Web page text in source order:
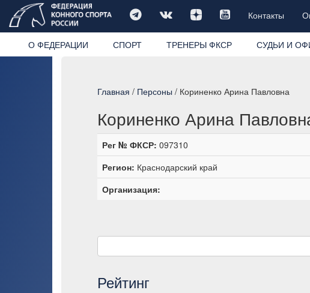
Контакты
О ФЕДЕРАЦИИ СПОРТ ТРЕНЕРЫ ФКСР СУДЬИ И
Главная / Персоны / Кориненко Арина Павловна
Кориненко Арина
Рег № ФКСР: 097310
Регион: Краснодарский край
Организация:
Рейтинг